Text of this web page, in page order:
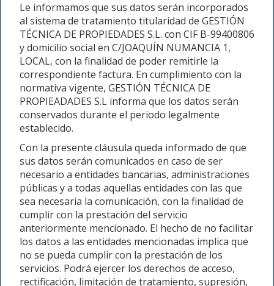
Le informamos que sus datos serán incorporados
al sistema de tratamiento titularidad de GESTIÓN
TÉCNICA DE PROPIEDADES S.L. con CIF B-99400806
y domicilio social en C/JOAQUÍN NUMANCIA 1,
LOCAL, con la finalidad de poder remitirle la
correspondiente factura. En cumplimiento con la
normativa vigente, GESTIÓN TÉCNICA DE
PROPIEADADES S.L informa que los datos serán
conservados durante el periodo legalmente
establecido.
Con la presente cláusula queda informado de que
sus datos serán comunicados en caso de ser
necesario a entidades bancarias, administraciones
públicas y a todas aquellas entidades con las que
sea necesaria la comunicación, con la finalidad de
cumplir con la prestación del servicio
anteriormente mencionado. El hecho de no facilitar
los datos a las entidades mencionadas implica que
no se pueda cumplir con la prestación de los
servicios. Podrá ejercer los derechos de acceso,
rectificación, limitación de tratamiento, supresión,